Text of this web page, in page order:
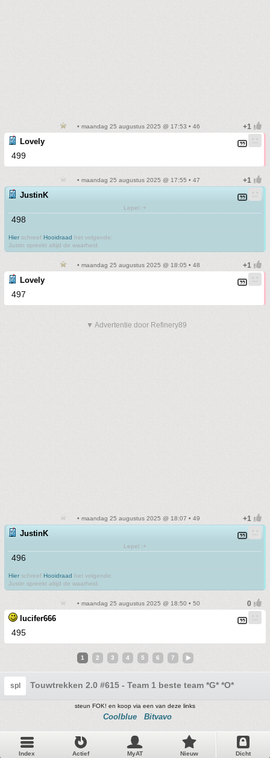
• maandag 25 augustus 2025 @ 17:53 • 46
Lovely
499
• maandag 25 augustus 2025 @ 17:55 • 47
JustinK
Lepel :+
498
Hier schreef Hooidraad het volgende:
Justin spreekt altijd de waarheid.
• maandag 25 augustus 2025 @ 18:05 • 48
Lovely
497
▼ Advertentie door Refinery89
• maandag 25 augustus 2025 @ 18:07 • 49
JustinK
Lepel :+
496
Hier schreef Hooidraad het volgende:
Justin spreekt altijd de waarheid.
• maandag 25 augustus 2025 @ 18:50 • 50
lucifer666
495
1 2 3 4 5 6 7
spl Touwtrekken 2.0 #615 - Team 1 beste team *G* *O*
steun FOK! en koop via een van deze links
Coolblue Bitvavo
Index Actief MyAT Nieuw Dicht